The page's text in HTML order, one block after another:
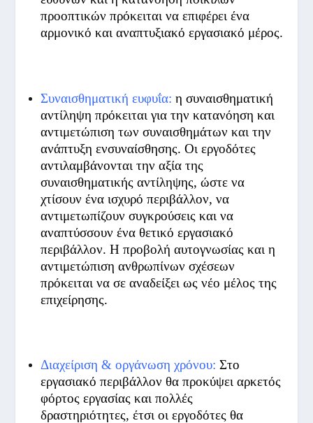
προοπτικών πρόκειται να επιφέρει ένα
αρμονικό και αναπτυξιακό εργασιακό μέρος.
Συναισθηματική ευφυΐα: η συναισθηματική
αντίληψη πρόκειται για την κατανόηση και
αντιμετώπιση των συναισθημάτων και την
ανάπτυξη ενσυναίσθησης. Οι εργοδότες
αντιλαμβάνονται την αξία της
συναισθηματικής αντίληψης, ώστε να
χτίσουν ένα ισχυρό περιβάλλον, να
αντιμετωπίζουν συγκρούσεις και να
αναπτύσσουν ένα θετικό εργασιακό
περιβάλλον. Η προβολή αυτογνωσίας και η
αντιμετώπιση ανθρωπίνων σχέσεων
πρόκειται να σε αναδείξει ως νέο μέλος της
επιχείρησης.
Διαχείριση & οργάνωση χρόνου: Στο
εργασιακό περιβάλλον θα προκύψει αρκετός
φόρτος εργασίας και πολλές
δραστηριότητες, έτσι οι εργοδότες θα